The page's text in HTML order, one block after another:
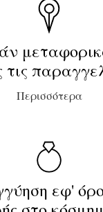
τις
Περισσότερα
εφ'